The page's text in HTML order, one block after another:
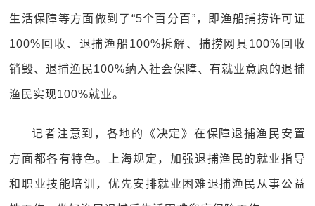
生活保障等方面做到了“5个百分百”，即渔船捕捞许可证
100%回收、退捕渔船100%拆解、捕捞网具100%回收
销毁、退捕渔民100%纳入社会保障、有就业意愿的退捕
渔民实现100%就业。
记者注意到，各地的《决定》在保障退捕渔民安置
方面都各有特色。上海规定，加强退捕渔民的就业指导
和职业技能培训，优先安排就业困难退捕渔民从事公益